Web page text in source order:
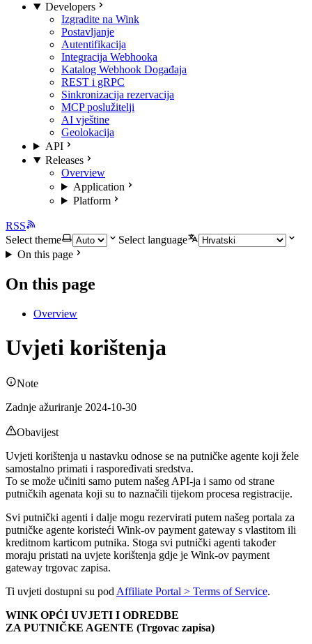
Developers
Izgradite na Wink
Postavljanje
Autentifikacija
Integracija Webhooka
Katalog Webhook Događaja
REST i gRPC
Sinkronizacija rezervacija
MCP poslužitelji
AI vještine
Geolokacija
API
Releases
Overview
Application
Platform
RSS
Select theme
Select language
On this page
On this page
Overview
Uvjeti korištenja
Note
Zadnje ažuriranje 2024-10-30
Obavijest
Uvjeti korištenja u nastavku odnose se na putničke agente koji žele
samostalno primati i raspoređivati sredstva.
To se može učiniti samo putem našeg API-ja i samo od strane
putničkih agenata koji su to naznačili tijekom procesa registracije.
Svi putnički agenti i dalje mogu rezervirati putem našeg portala za
putničke agente koristeći Wink-ov payment gateway s vlastitom ili
kreditnom karticom putnika. Stoga svi putnički agenti također
moraju pristati na uvjete korištenja gdje je Wink-ov payment
gateway trgovac zapisa.
Ti uvjeti dostupni su pod Affiliate Portal > Terms of Service.
WINK OPĆI UVJETI I ODREDBE
ZA PUTNIČKE AGENTE (Trgovac zapisa)